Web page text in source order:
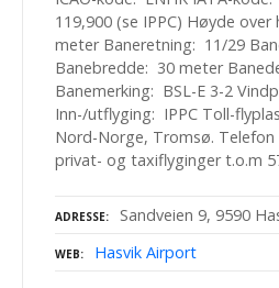
119,900 (se IPPC) Høyde
meter Baneretning: 11/29
Banebredde: 30 meter
Banemerking: BSL-E 3-2
Inn-/utflyging: IPPC Toll-
Nord-Norge, Tromsø. Telefon
privat- og taxiflyginger t.o.m
ADRESSE Sandveien 9, 9590
WEB Hasvik Airport